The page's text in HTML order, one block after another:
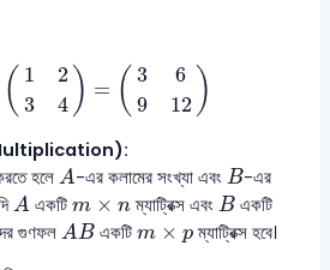
( 1
2
3
4 ) = ( 3
6
9
12 )
×( 12 4 ) 6 912
Multiplication):
হলেA
A -এর কলামের সংখ্যা এবংB
B-এর
A
A একটিm × n
m ×n ম্যাট্রিক্স এবংB
B একটি
গুণফলAB
A B একটিm × p
m ×p ম্যাট্রিক্স হবে।